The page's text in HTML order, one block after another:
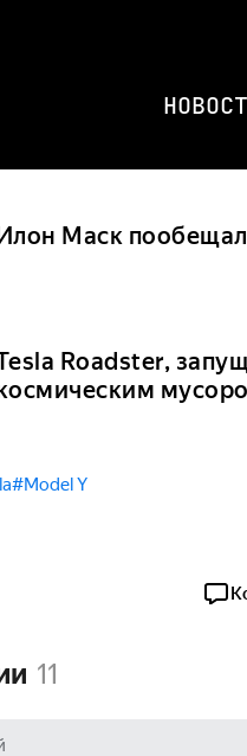
Маск
Roadster,
#Model Y
11